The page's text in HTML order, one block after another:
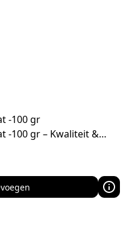
-100 gr
-100 gr – Kwaliteit &…